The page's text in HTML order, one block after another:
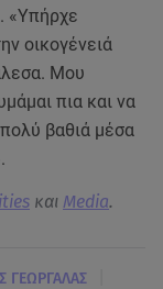
«Υπήρχε
οικογένειά
Μου
πια και να
βαθιά μέσα
και Media.
ΓΕΩΡΓΑΛΑΣ